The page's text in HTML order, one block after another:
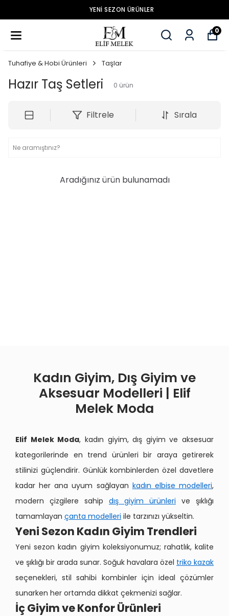
YENİ SEZON ÜRÜNLER
0
Tuhafiye & Hobi Ürünleri Taşlar
Hazır Taş Setleri 0 ürün
Filtrele Sırala
Aradığınız ürün bulunamadı
Kadın Giyim, Dış Giyim ve
Aksesuar Modelleri | Elif
Melek Moda
Elif Melek Moda, kadın giyim, dış giyim ve aksesuar
kategorilerinde en trend ürünleri bir araya getirerek
stilinizi güçlendirir. Günlük kombinlerden özel davetlere
kadar her ana uyum sağlayan kadın elbise modelleri,
modern çizgilere sahip dış giyim ürünleri ve şıklığı
tamamlayan çanta modelleri ile tarzınızı yükseltin.
Yeni Sezon Kadın Giyim Trendleri
Yeni sezon kadın giyim koleksiyonumuz; rahatlık, kalite
ve şıklığı bir arada sunar. Soğuk havalara özel triko kazak
seçenekleri, stil sahibi kombinler için ideal çözümler
sunarken her ortamda dikkat çekmenizi sağlar.
İç Giyim ve Konfor Ürünleri